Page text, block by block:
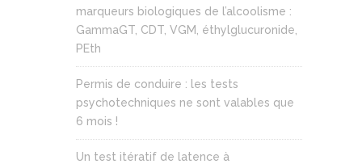
marqueurs biologiques de l’alcoolisme :
GammaGT, CDT, VGM, éthylglucuronide,
PEth
Permis de conduire : les tests
psychotechniques ne sont valables que
6 mois !
Un test itératif de latence à